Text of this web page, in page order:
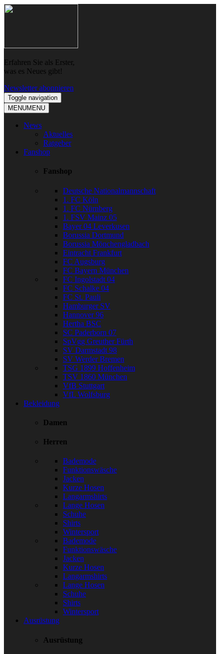
Skip
Skip
Erfahren Sie als Erster,
was es Neues gibt!
Newsletter abonnieren
Toggle navigation
MENUMENU
News
Aktuelles
Ratgeber
Fanshop
Fanshop
Deutsche Nationalmannschaft
1. FC Köln
1. FC Nürnberg
1. FSV Mainz 05
Bayer 04 Leverkusen
Borussia Dortmund
Borussia Mönchengladbach
Eintracht Frankfurt
FC Augsburg
FC Bayern München
FC Ingolstadt 04
FC Schalke 04
FC St. Pauli
Hamburger SV
Hannover 96
Hertha BSC
SC Paderborn 07
SpVgg Greuther Fürth
SV Darmstadt 98
SV Werder Bremen
TSG 1899 Hoffenheim
TSV 1860 München
VfB Stuttgart
VfL Wolfsburg
Bekleidung
Damen
Herren
Bademode
Funktionswäsche
Jacken
Kurze Hosen
Langarmshirts
Lange Hosen
Schuhe
Shirts
Wintersport
Bademode
Funktionswäsche
Jacken
Kurze Hosen
Langarmshirts
Lange Hosen
Schuhe
Shirts
Wintersport
Ausrüstung
Ausrüstung